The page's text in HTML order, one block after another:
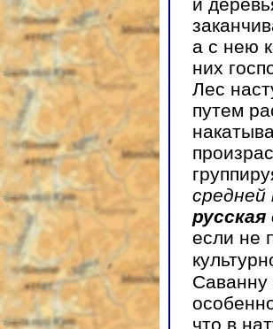
и
а с нею
них
Лес
путем
средней
русская
если не
Саванну
что в